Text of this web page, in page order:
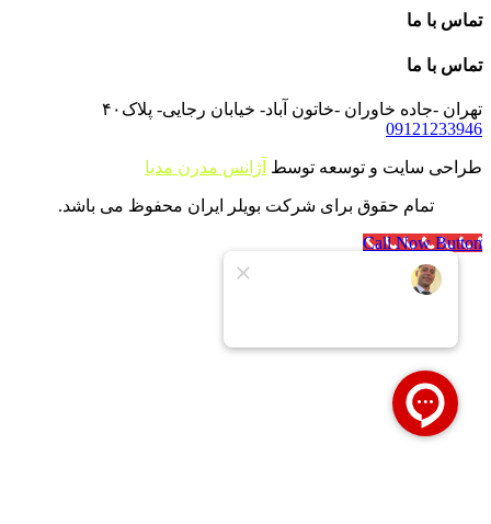
تماس با ما
تماس با ما
تهران -جاده خاوران -خاتون آباد- خیابان رجایی- پلاک۴۰
09121233946
طراحی سایت و توسعه توسط آژانس مدرن مدیا
تمام حقوق برای شرکت بویلر ایران محفوظ می باشد.
Call Now Button